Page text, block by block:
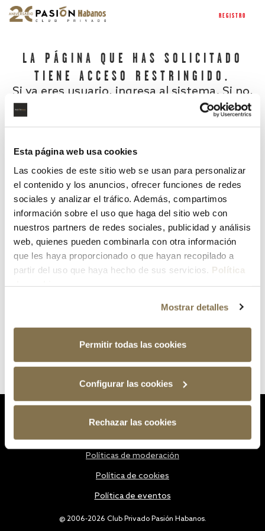
Esta página web usa cookies
Las cookies de este sitio web se usan para personalizar
el contenido y los anuncios, ofrecer funciones de redes
sociales y analizar el tráfico. Además, compartimos
información sobre el uso que haga del sitio web con
nuestros partners de redes sociales, publicidad y análisis
web, quienes pueden combinarla con otra información
que les haya proporcionado o que hayan recopilado a
partir del uso que haya hecho de sus servicios. Política
Mostrar detalles
Permitir todas las cookies
Configurar las cookies
Rechazar las cookies
REGISTRO
LA PÁGINA QUE HAS SOLICITADO
TIENE ACCESO RESTRINGIDO.
Si ya eres usuario, ingresa al sistema. Si no,
¿Has olvidado tu contraseña?
@ 2006-2026 Club Privado Pasión Habanos.
Políticas de moderación
Política de cookies
Política de eventos